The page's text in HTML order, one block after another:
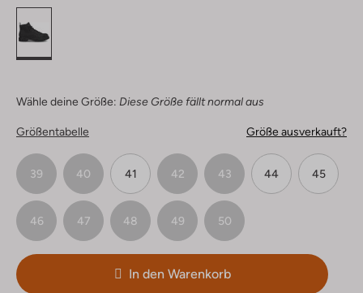
Wähle deine Größe: Diese Größe fällt normal aus
Größentabelle Größe ausverkauft?
39 40 41 42 43 44 45
46 47 48 49 50
In den Warenkorb